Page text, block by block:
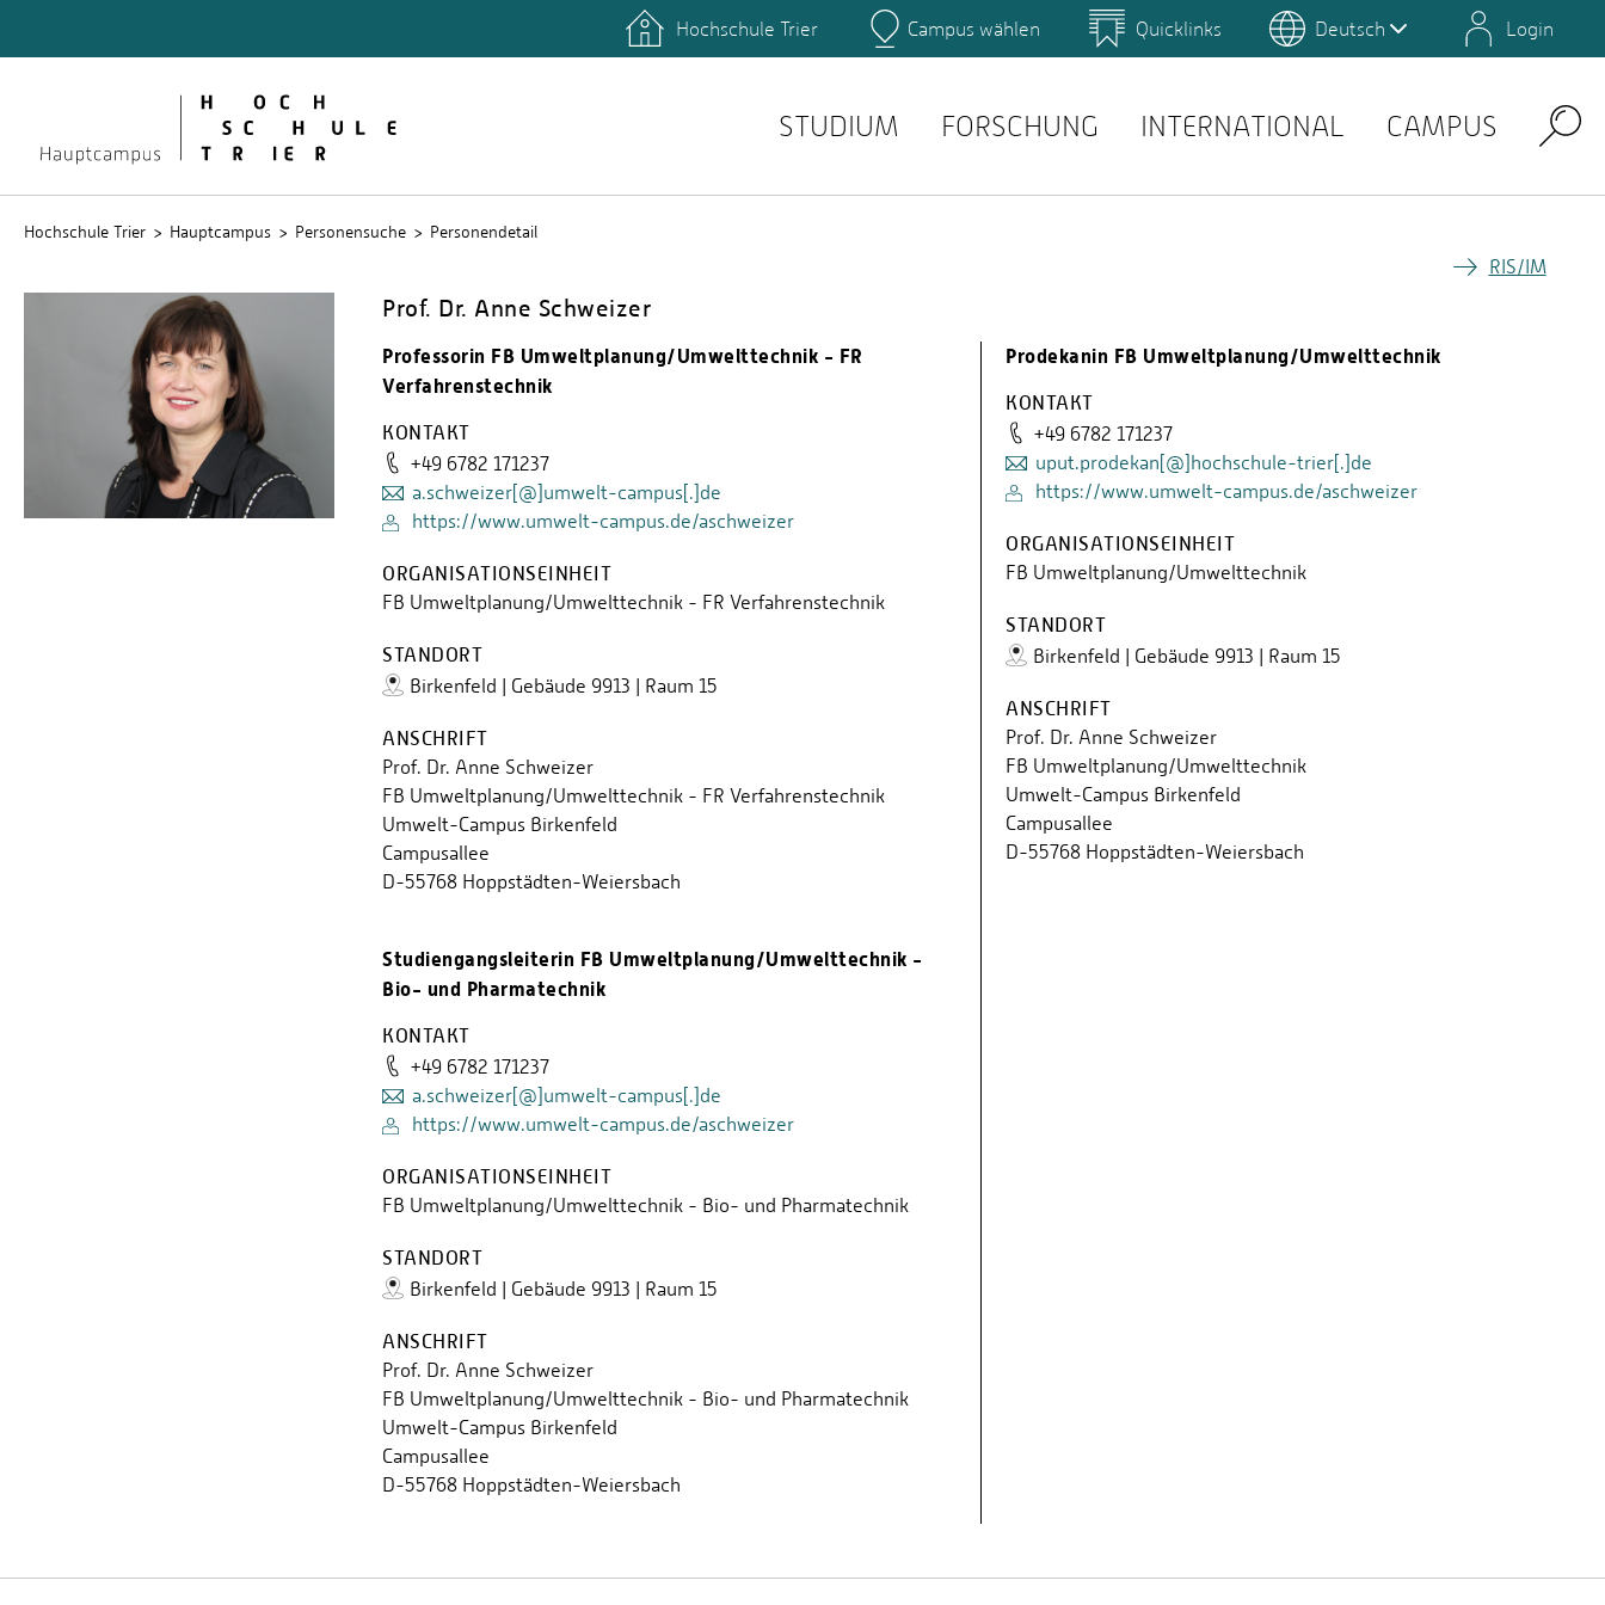
Hauptcampus Campus Gestaltung Umwelt-Campus Birkenfeld
Fachbereiche
Intranet
Stellenangebote
Studienservice
Hochschule Trier Campus wählen Quicklinks Deutsch Login
STUDIUM FORSCHUNG INTERNATIONAL CAMPUS Search
Hochschule Trier Hauptcampus Personensuche Personendetail
Prof. Dr. Anne Schweizer
Professorin FB Umweltplanung/Umwelttechnik - FR
Verfahrenstechnik
KONTAKT
+49 6782 171237
a.schweizer[@]umwelt-campus[.]de
https://www.umwelt-campus.de/aschweizer
ORGANISATIONSEINHEIT
FB Umweltplanung/Umwelttechnik - FR Verfahrenstechnik
STANDORT
Birkenfeld | Gebäude 9913 | Raum 15
ANSCHRIFT
Prof. Dr. Anne Schweizer
FB Umweltplanung/Umwelttechnik - FR Verfahrenstechnik
Umwelt-Campus Birkenfeld
Campusallee
D-55768 Hoppstädten-Weiersbach
Prodekanin FB Umweltplanung/Umwelttechnik
KONTAKT
+49 6782 171237
uput.prodekan[@]hochschule-trier[.]de
https://www.umwelt-campus.de/aschweizer
ORGANISATIONSEINHEIT
FB Umweltplanung/Umwelttechnik
STANDORT
Birkenfeld | Gebäude 9913 | Raum 15
ANSCHRIFT
Prof. Dr. Anne Schweizer
FB Umweltplanung/Umwelttechnik
Umwelt-Campus Birkenfeld
Campusallee
D-55768 Hoppstädten-Weiersbach
Studiengangsleiterin FB Umweltplanung/Umwelttechnik -
Bio- und Pharmatechnik
KONTAKT
+49 6782 171237
a.schweizer[@]umwelt-campus[.]de
https://www.umwelt-campus.de/aschweizer
ORGANISATIONSEINHEIT
FB Umweltplanung/Umwelttechnik - Bio- und Pharmatechnik
STANDORT
Birkenfeld | Gebäude 9913 | Raum 15
ANSCHRIFT
Prof. Dr. Anne Schweizer
FB Umweltplanung/Umwelttechnik - Bio- und Pharmatechnik
Umwelt-Campus Birkenfeld
Campusallee
D-55768 Hoppstädten-Weiersbach
RIS/IM